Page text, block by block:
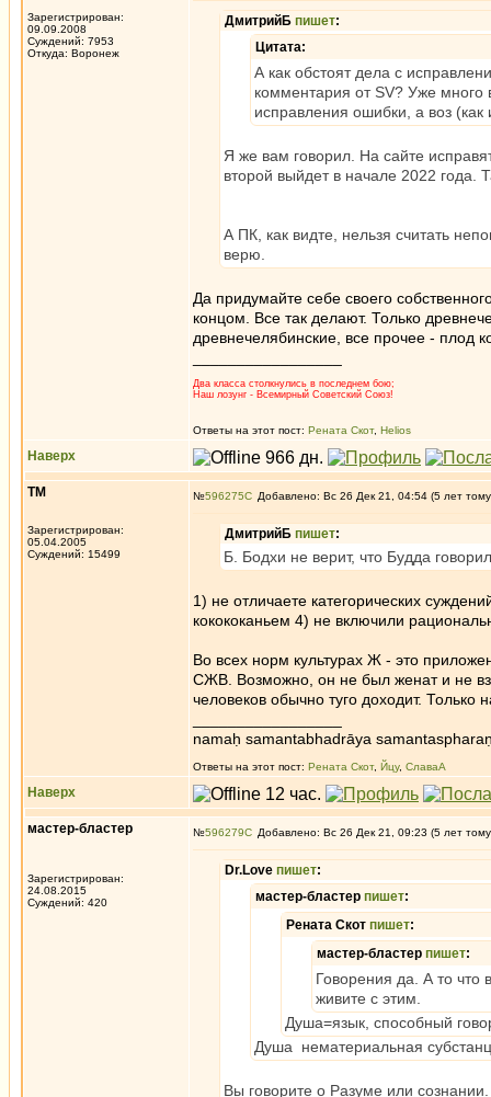
Зарегистрирован:
09.09.2008
Суждений: 7953
Откуда: Воронеж
ДмитрийБ пишет:
Цитата:
А как обстоят дела с
комментария от SV? Уже
исправления ошибки, а воз
Я же вам говорил. На сайте
второй выйдет в начале 2022
А ПК, как видте, нельзя считать
верю.
Да придумайте себе своего
концом. Все так делают. Только
древнечелябинские, все прочее - плод
Два класса столкнулись в последнем бою;
Наш лозунг - Всемирный Советский Союз!
Ответы на этот пост: Рената Скот, Helios
Наверх
ТМ
Зарегистрирован:
05.04.2005
Суждений: 15499
№596275 Добавлено: Вс 26 Дек 21, 04:54 (5 лет
ДмитрийБ пишет:
Б. Бодхи не верит, что Будда
1) не отличаете категорических
кокококаньем 4) не включили
Во всех норм культурах Ж - это
СЖВ. Возможно, он не был женат и не
человеков обычно туго доходит.
namaḥ samantabhadrāya
Ответы на этот пост: Рената Скот, Йцу, СлаваА
Наверх
мастер-бластер
Зарегистрирован:
24.08.2015
Суждений: 420
№596279 Добавлено: Вс 26 Дек 21, 09:23 (5 лет
Dr.Love пишет:
мастер-бластер пишет:
Рената Скот пишет:
мастер-бластер пишет:
Говорения да. А то что
живите с этим.
Душа=язык, способный
Душа нематериальная
Вы говорите о Разуме или